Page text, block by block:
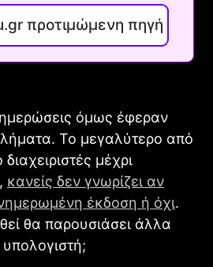
προτιμώμενη πηγή
όμως έφεραν
Το μεγαλύτερο από
μέχρι
κανείς δεν γνωρίζει αν
έκδοση ή όχι.
θα παρουσιάσει άλλα